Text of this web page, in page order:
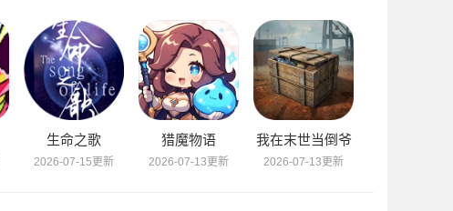
生命之歌
2026-07-15更新
猎魔物语
2026-07-13更新
我在末世当倒爷
2026-07-13更新